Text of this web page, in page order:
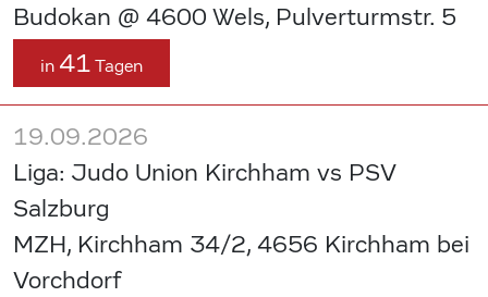
Budokan @ 4600 Wels, Pulverturmstr. 5
in 41 Tagen
19.09.2026
Liga: Judo Union Kirchham vs PSV
Salzburg
MZH, Kirchham 34/2, 4656 Kirchham bei
Vorchdorf